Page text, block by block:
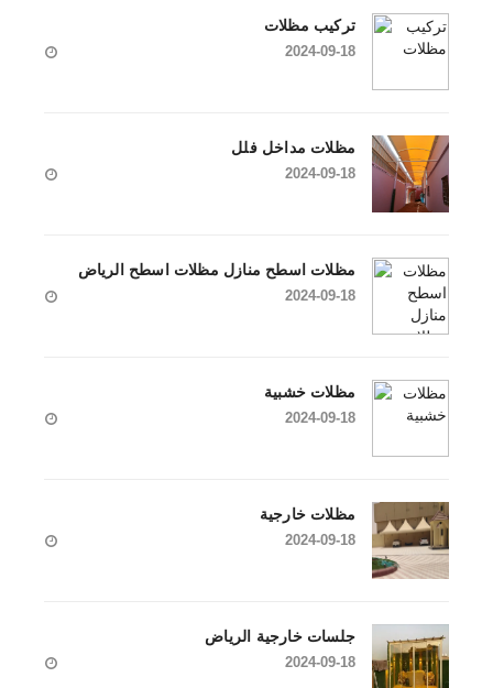
تركيب مظلات
2024-09-18
مظلات مداخل فلل
2024-09-18
مظلات اسطح منازل مظلات اسطح الرياض
2024-09-18
مظلات خشبية
2024-09-18
مظلات خارجية
2024-09-18
جلسات خارجية الرياض
2024-09-18